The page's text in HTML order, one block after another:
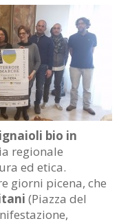
bio in
regionale
ed etica.
giorni picena, che
(Piazza del